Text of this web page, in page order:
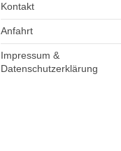
Kontakt
Anfahrt
Impressum &
Datenschutzerklärung